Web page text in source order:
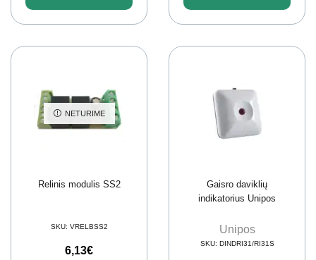
NETURIME
Relinis modulis SS2
SKU: VRELBSS2
6,13€
Gaisro daviklių
indikatorius Unipos
Unipos
SKU: DINDRI31/RI31S